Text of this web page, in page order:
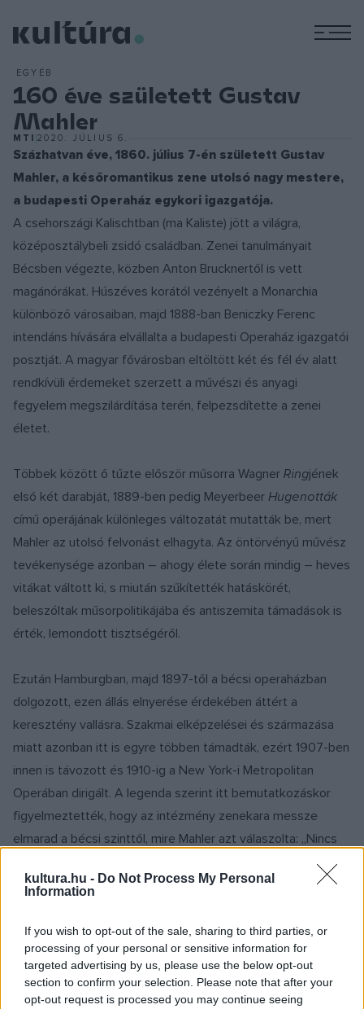
kultura.hu - Do Not Process My Personal
Information
If you wish to opt-out of the sale, sharing to third parties, or
processing of your personal or sensitive information for
targeted advertising by us, please use the below opt-out
section to confirm your selection. Please note that after your
opt-out request is processed you may continue seeing
EGYÉB
160 éve született Gustav
Mahler
MTI 2020. JÚLIUS 6.
Százhatvan éve, 1860. július 7-én született Gustav
Mahler, a későromantikus zene utolsó nagy mestere,
a budapesti Operaház egykori igazgatója.
A csehországi Kalischtban (ma Kaliste) jött a világra,
középosztálybeli zsidó családban. Zenei tanulmányait
Bécsben végezte, közben Anton Brucknertől is vett
magánórákat. Húszéves korától vezényelt a Monarchia
különböző városaiban, majd 1888-ban Beniczky Ferenc
intendáns hívására elvállalta a budapesti Operaház igazgatói
posztját. A magyar fővárosban eltöltött két és fél év alatt
rendkívüli érdemeket szerzett a művészi és anyagi
fegyelem megszilárdítása terén, felpezsdítette a zenei
életet.
Többek között ő tűzte először műsorra Wagner Ringjének
első két darabját, 1889-ben pedig Meyerbeer Hugenották
című operájának különleges változatát mutatták be, mert
Mahler az utolsó felvonást elhagyta. Az öntörvényű művész
tevékenysége azonban – ahogy élete során mindig – heves
vitákat váltott ki, s miután szűkítették hatáskörét,
beleszóltak műsorpolitikájába és antiszemita támadások is
érték, lemondott tisztségéről.
Ezután Hamburgban, majd 1897-től a bécsi operaházban
dolgozott, ezen állás elnyerése érdekében áttért a
keresztény vallásra. Szakmai elképzelései és származása
miatt azonban itt is egyre többen támadták, ezért 1907-ben
innen is távozott és 1910-ig a New York-i Metropolitan
Operában dirigált. A legenda szerint itt bemutatkozáskor
figyelmeztették, hogy az intézmény zenekara messze
elmarad a bécsi szinttől, mire Mahler azt válaszolta: „Nincs
viszonyuk gyorsan megromlott. Mahler úgy vélte, csillogó
elméjű, művelt és társaságkedvelő feleségének egyetlen
feladata az ő boldoggá tétele, de az asszony ennél többre
vágyott. Alma később olyan művészek múzsája lett, mint az